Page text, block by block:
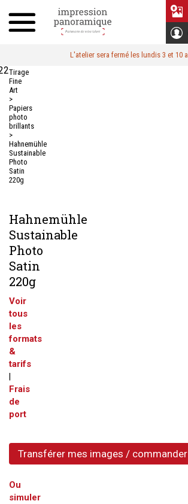
L'atelier sera fermé les lundis 3 et 10
Tirage
Fine
Art
>
Papiers
photo
brillants
>
Hahnemühle
Sustainable
Photo
Satin
220g
Hahnemühle
Sustainable
Photo
Satin
220g
Voir
tous
les
formats
&
tarifs
Frais
de
port
Transférer mes images / commander
Ou
simuler